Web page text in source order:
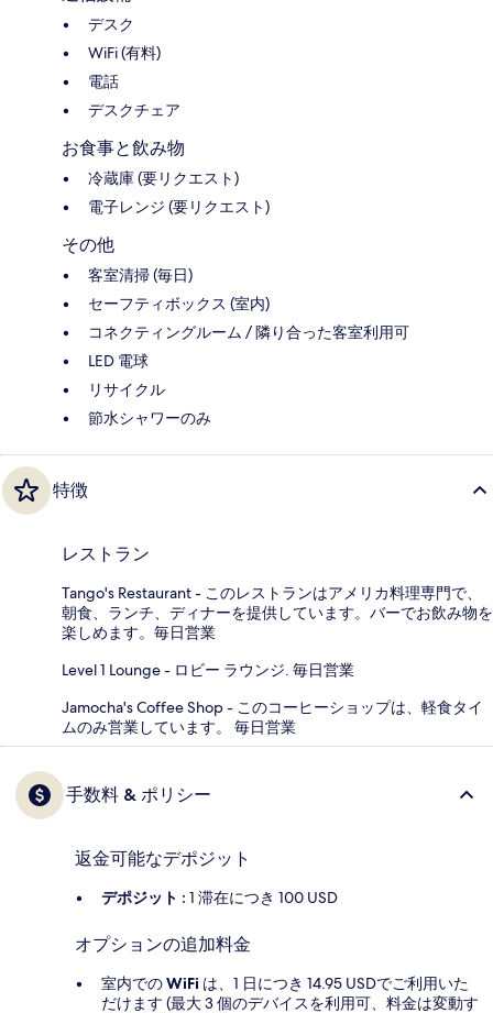
デスク
WiFi (有料)
電話
デスクチェア
お食事と飲み物
冷蔵庫 (要リクエスト)
電子レンジ (要リクエスト)
その他
客室清掃 (毎日)
セーフティボックス (室内)
コネクティングルーム / 隣り合った客室利用可
LED 電球
リサイクル
節水シャワーのみ
特徴
レストラン
Tango's Restaurant - このレストランはアメリカ料理専門で、
朝食、ランチ、ディナーを提供しています。バーでお飲み物を
楽しめます。毎日営業
Level 1 Lounge - ロビー ラウンジ. 毎日営業
Jamocha's Coffee Shop - このコーヒーショップは、軽食タイ
ムのみ営業しています。 毎日営業
手数料 & ポリシー
返金可能なデポジット
デポジット : 1 滞在につき 100 USD
オプションの追加料金
室内でのWiFi は、1 日につき 14.95 USDでご利用いた
だけます (最大 3 個のデバイスを利用可、料金は変動す